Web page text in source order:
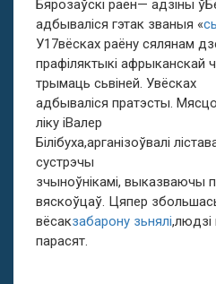
Бярозаўскі раён— адзіны
адбываліся гэтак званыя «
У17вёсках раёну сялянам
прафіляктыкі афрыканскай
трымаць сьвіней. Увёсках
адбываліся пратэсты.
ліку іВалер
Білібуха,арганізоўвалі
сустрэчы
зчыноўнікамі, выказваючы
вяскоўцаў. Цяпер
вёсакзабарону зьнялі,людзі
парасят.